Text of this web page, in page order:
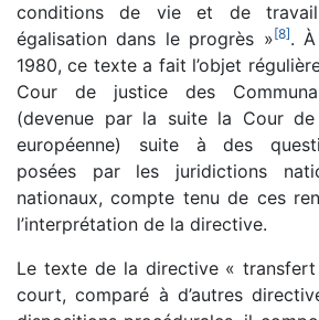
conditions de vie et de
égalisation dans le progrès »[8].
1980, ce texte a fait l’objet
Cour de justice des
(devenue par la suite la Cour de
européenne) suite à des
posées par les juridictions
nationaux, compte tenu de ces
l’interprétation de la directive.
Le texte de la directive «
court, comparé à d’autres